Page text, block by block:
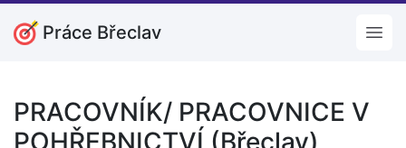
Práce Břeclav
PRACOVNÍK/ PRACOVNICE V
POHŘEBNICTVÍ (Břeclav)